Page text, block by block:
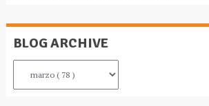
BLOG ARCHIVE